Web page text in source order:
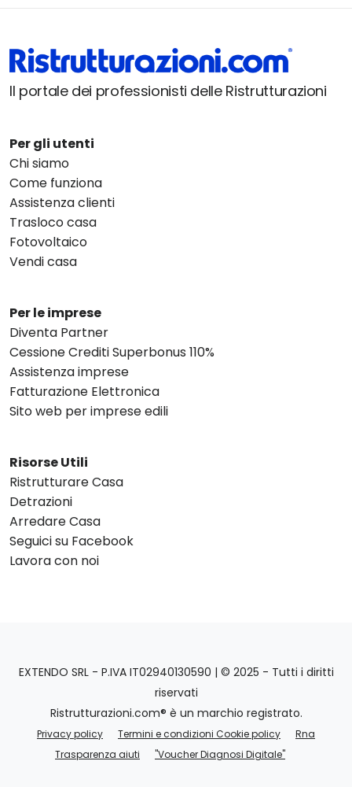
Il portale dei professionisti delle Ristrutturazioni
Per gli utenti
Chi siamo
Come funziona
Assistenza clienti
Trasloco casa
Fotovoltaico
Vendi casa
Per le imprese
Diventa Partner
Cessione Crediti Superbonus 110%
Assistenza imprese
Fatturazione Elettronica
Sito web per imprese edili
Risorse Utili
Ristrutturare Casa
Detrazioni
Arredare Casa
Seguici su Facebook
Lavora con noi
EXTENDO SRL - P.IVA IT02940130590 | © 2025 - Tutti i diritti
riservati
Ristrutturazioni.com® è un marchio registrato.
Privacy policy Termini e condizioni Cookie policy
Rna
Trasparenza aiuti
"Voucher Diagnosi Digitale"